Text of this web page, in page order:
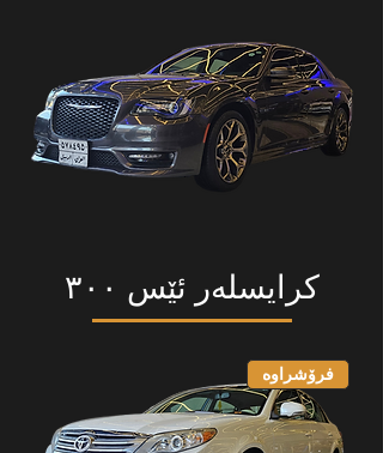
کرایسلەر ئێس ٣٠٠
فرۆشراوە